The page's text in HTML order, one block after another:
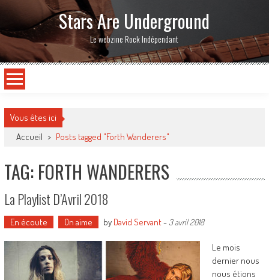
Stars Are Underground
Le webzine Rock Indépendant
Vous êtes ici
Accueil > Posts tagged "Forth Wanderers"
TAG: FORTH WANDERERS
La Playlist D’Avril 2018
En écoute On aime by David Servant- 3 avril 2018
Le mois
dernier nous
nous étions